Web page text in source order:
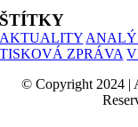
ŠTÍTKY
AKTUALITY
TISKOVÁ ZPRÁVA
© Copyright 2024 |